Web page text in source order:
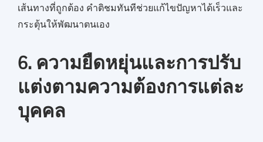
เส้นทางที่ถูกต้อง คำติชมทันทีช่วยแก้ไขปัญหาได้เร็วและ
กระตุ้นให้พัฒนาตนเอง
6. ความยืดหยุ่นและการปรับ
แต่งตามความต้องการแต่ละ
บุคคล